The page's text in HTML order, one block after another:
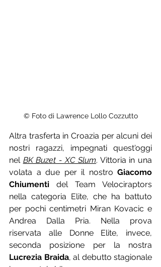
© Foto di Lawrence Lollo Cozzutto
Altra trasferta in Croazia per alcuni dei
nostri ragazzi, impegnati quest'oggi
nel BK Buzet - XC Slum. Vittoria in una
volata a due per il nostro Giacomo
Chiumenti del Team Velociraptors
nella categoria Elite, che ha battuto
per pochi centimetri Miran Kovacic e
Andrea Dalla Pria. Nella prova
riservata alle Donne Elite, invece,
Lucrezia Braida, al debutto stagionale